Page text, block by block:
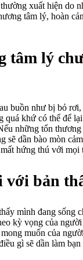
xuất hiện do
tâm lý, hoàn
tâm lý
buồn như bị bỏ
quá khứ có thể để
những tổn
sẽ dần bào mòn
hứng thú với mọi
với bản
mình đang sống
kỳ vọng của
muốn của
gì sẽ dần làm